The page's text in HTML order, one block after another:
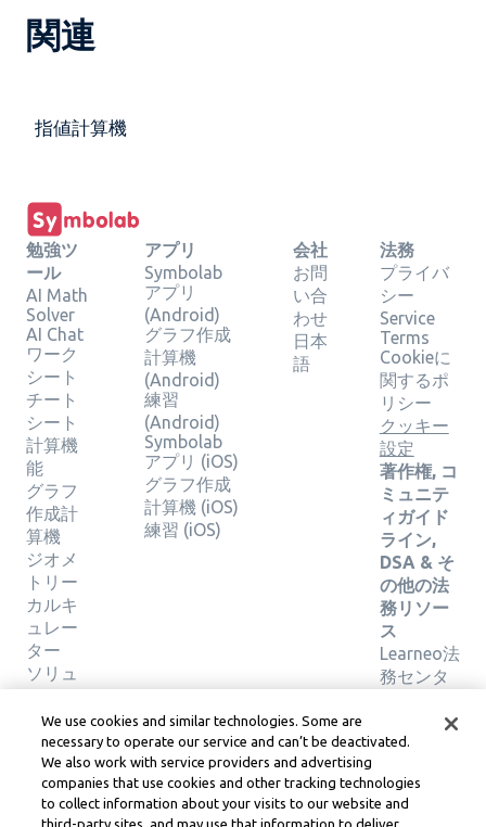
関連
指値計算機
勉強ツ
ール
AI Math
Solver
AI Chat
ワーク
シート
チート
シート
計算機
能
グラフ
作成計
算機
ジオメ
トリー
カルキ
ュレー
ター
ソリュ
ーショ
ンの検
証
アプリ
Symbolab
アプリ
(Android)
グラフ作成
計算機
(Android)
練習
(Android)
Symbolab
アプリ (iOS)
グラフ作成
計算機 (iOS)
練習 (iOS)
会社
お問
い合
わせ
日本
語
法務
プライバ
シー
Service
Terms
Cookieに
関するポ
リシー
クッキー
設定
著作権, コ
ミュニテ
ィガイド
ライン,
DSA & そ
の他の法
務リソー
ス
Learneo法
務センタ
サービス
Symbolab, a Learneo, Inc. business
We use cookies and similar technologies. Some are
necessary to operate our service and can’t be deactivated.
We also work with service providers and advertising
companies that use cookies and other tracking technologies
to collect information about your visits to our website and
third-party sites, and may use that information to deliver